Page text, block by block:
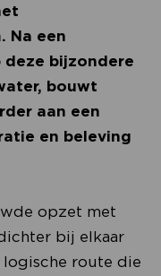
Na een
bijzondere
bouwt
aan een
en beleving
opzet met
bij elkaar
route die